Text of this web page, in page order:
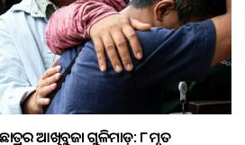
ଛାତ୍ରର ଆଖିବୁଜା ଗୁଳିମାଡ଼: ୮ ମୃତ